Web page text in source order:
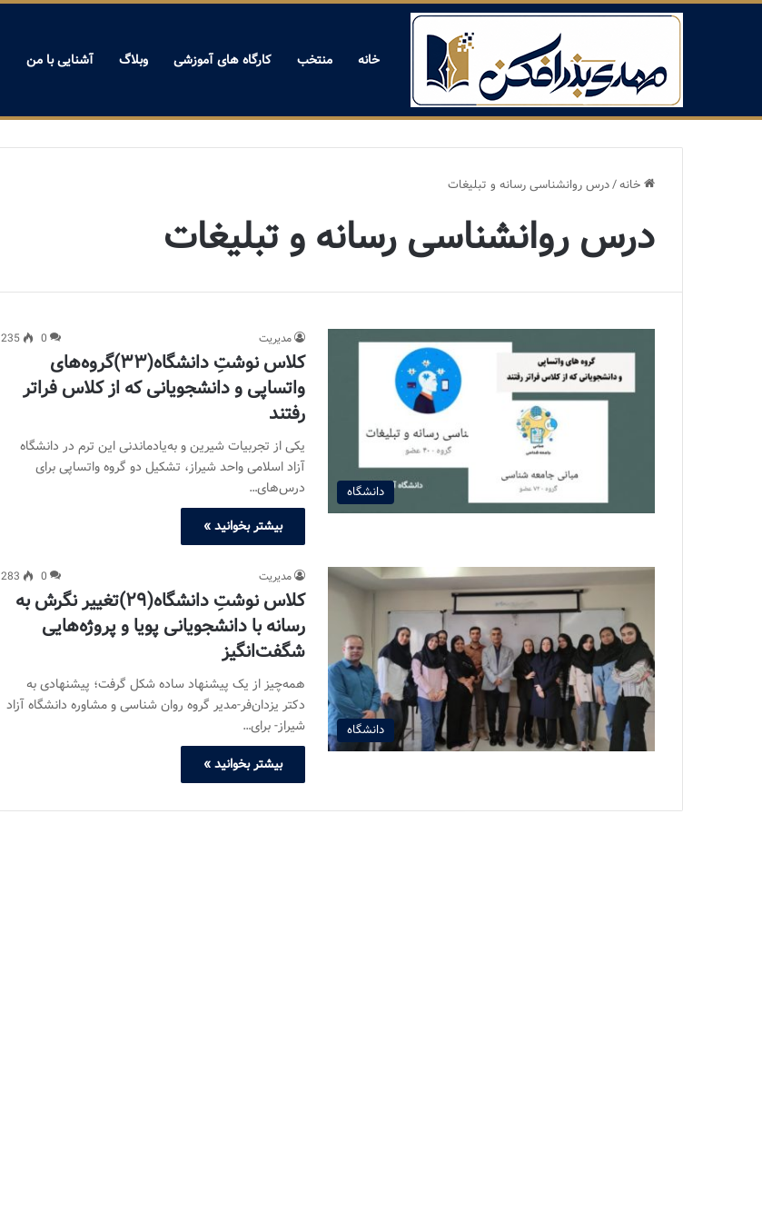
خانه منتخب کارگاه های آموزشی وبلاگ آشنایی با من
خانه/درس روانشناسی رسانه و تبلیغات
درس روانشناسی رسانه و تبلیغات
دانشگاه
مدیریت 0
235
کلاس نوشتِ دانشگاه(۳۳)گروه‌های
واتساپی و دانشجویانی که از کلاس فراتر
رفتند
یکی از تجربیات شیرین و به‌یادماندنی این ترم در دانشگاه
آزاد اسلامی واحد شیراز، تشکیل دو گروه واتساپی برای
درس‌های…
بیشتر بخوانید »
دانشگاه
مدیریت 0
283
کلاس نوشتِ دانشگاه(۲۹)تغییر نگرش به
رسانه با دانشجویانی پویا و پروژه‌هایی
شگفت‌انگیز
همه‌چیز از یک پیشنهاد ساده شکل گرفت؛ پیشنهادی به
دکتر یزدان‌فر-مدیر گروه روان شناسی و مشاوره دانشگاه آزاد
شیراز- برای…
بیشتر بخوانید »